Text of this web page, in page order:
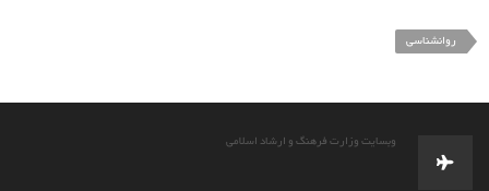
روانشناسی
وبسایت وزارت فرهنگ و ارشاد اسلامی